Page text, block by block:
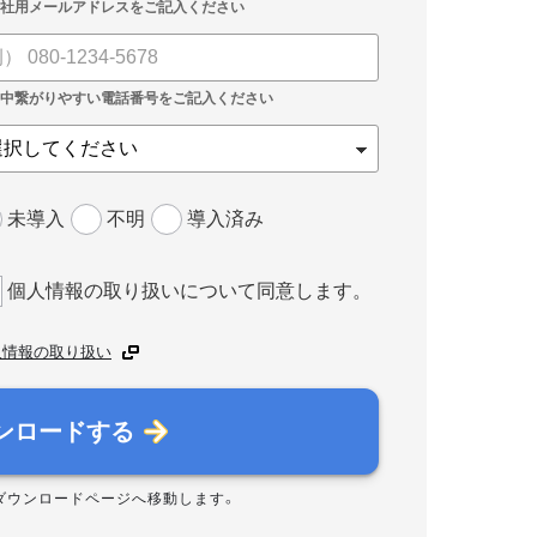
未導入 不明 導入済み
個人情報の取り扱いについて同意します。
報の取り扱い
ロードする
ウンロードページへ移動します。